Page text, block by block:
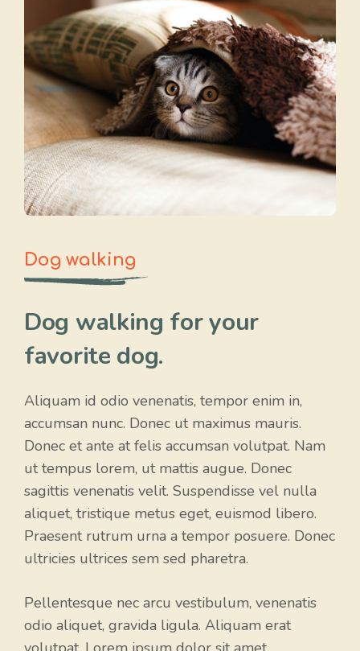
Dog walking
Dog walking for your
favorite dog.
Aliquam id odio venenatis, tempor enim in,
accumsan nunc. Donec ut maximus mauris.
Donec et ante at felis accumsan volutpat. Nam
ut tempus lorem, ut mattis augue. Donec
sagittis venenatis velit. Suspendisse vel nulla
aliquet, tristique metus eget, euismod libero.
Praesent rutrum urna a tempor posuere. Donec
ultricies ultrices sem sed pharetra.
Pellentesque nec arcu vestibulum, venenatis
odio aliquet, gravida ligula. Aliquam erat